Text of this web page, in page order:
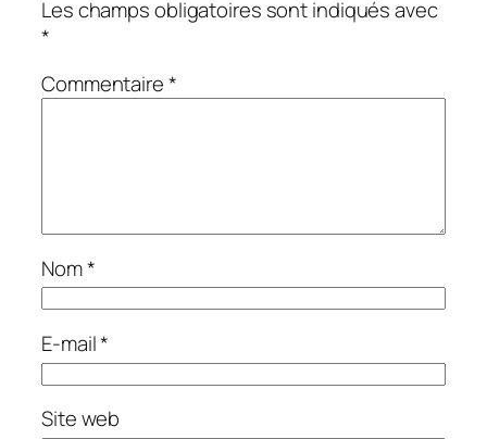
Les champs obligatoires sont indiqués avec
*
Commentaire*
Nom*
E-mail*
Site web